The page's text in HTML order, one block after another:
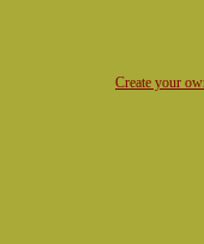
Create your